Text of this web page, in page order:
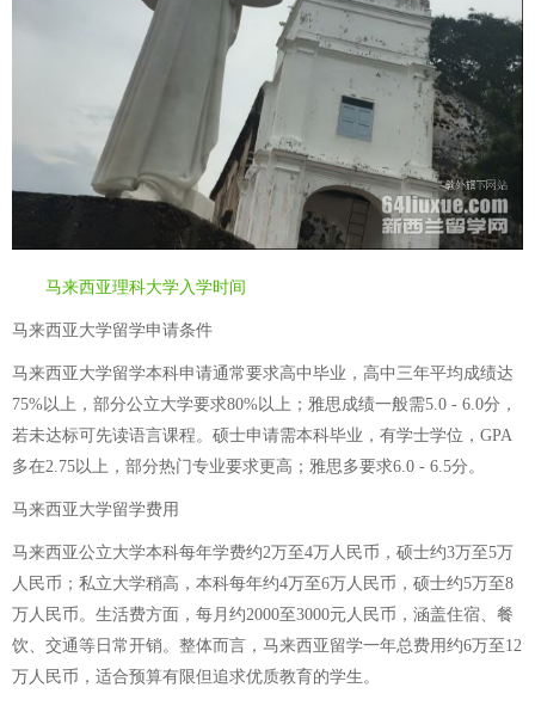
马来西亚理科大学入学时间
马来西亚大学留学申请条件
马来西亚大学留学本科申请通常要求高中毕业，高中三年平均成绩达
75%以上，部分公立大学要求80%以上；雅思成绩一般需5.0 - 6.0分，
若未达标可先读语言课程。硕士申请需本科毕业，有学士学位，GPA
多在2.75以上，部分热门专业要求更高；雅思多要求6.0 - 6.5分。
马来西亚大学留学费用
马来西亚公立大学本科每年学费约2万至4万人民币，硕士约3万至5万
人民币；私立大学稍高，本科每年约4万至6万人民币，硕士约5万至8
万人民币。生活费方面，每月约2000至3000元人民币，涵盖住宿、餐
饮、交通等日常开销。整体而言，马来西亚留学一年总费用约6万至12
万人民币，适合预算有限但追求优质教育的学生。